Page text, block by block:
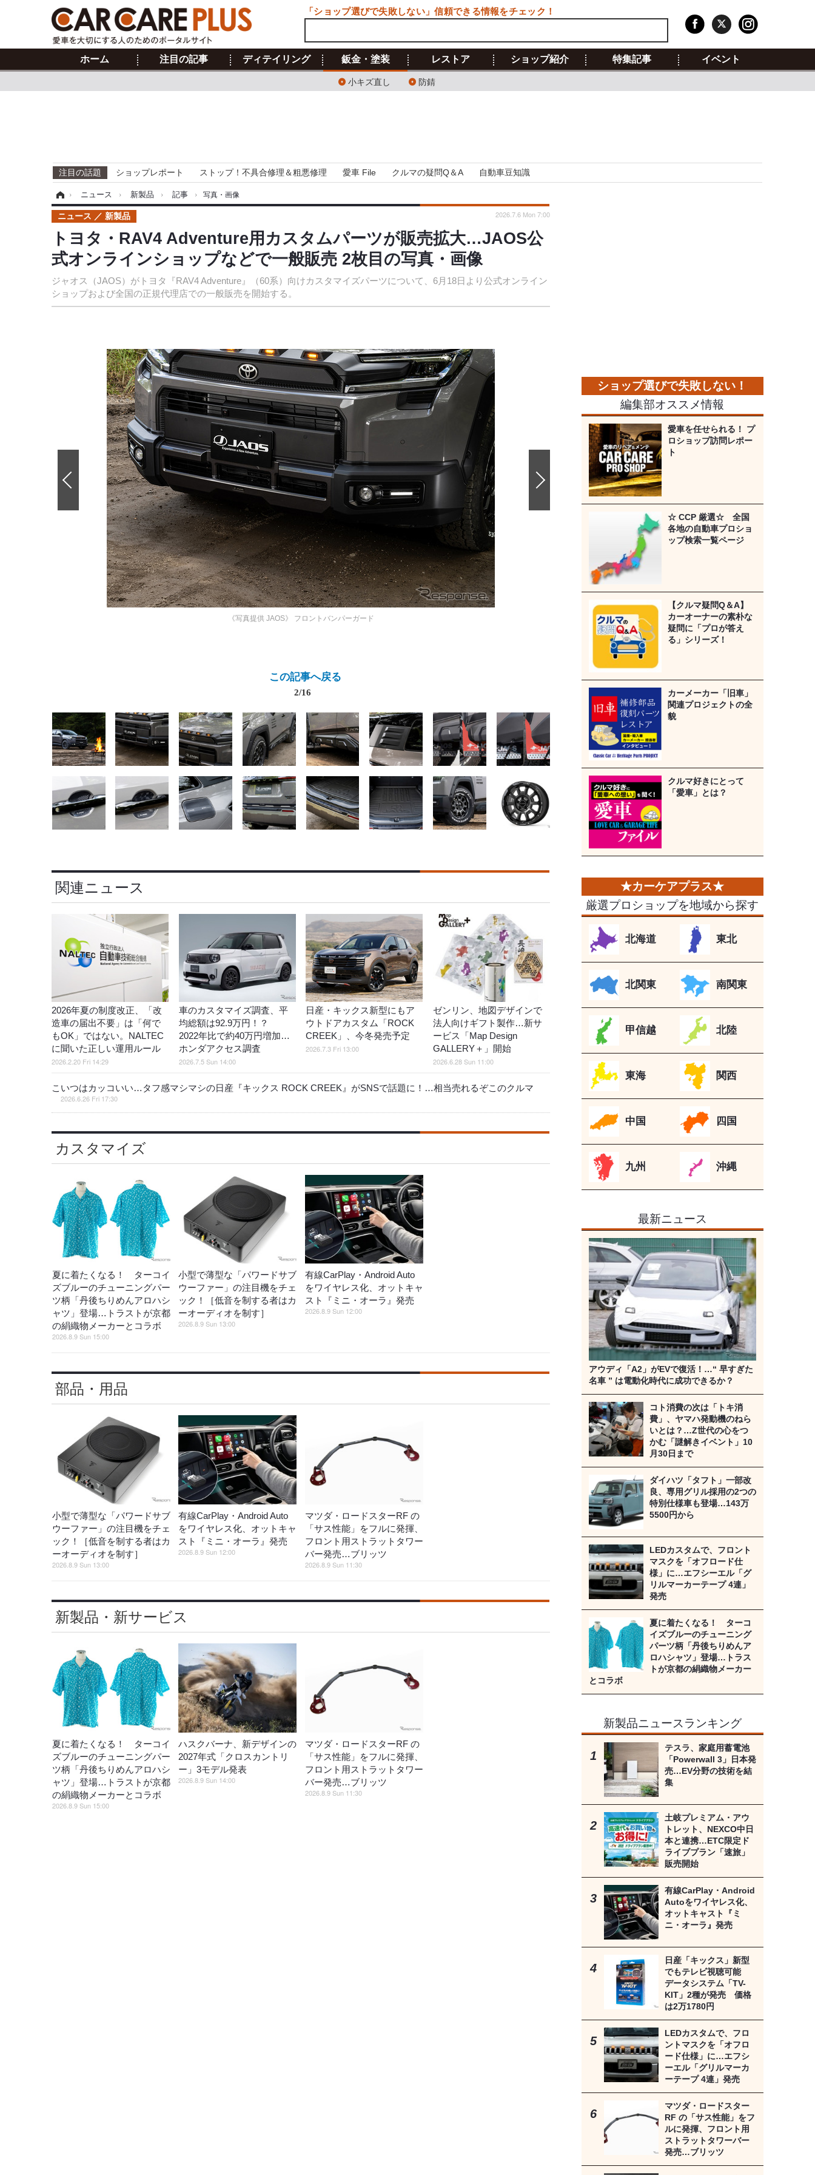
ホーム 注目の記事 ディテイリング 鈑金・塗装
小キズ直し 防錆
レストア ショップ紹介 特集記事 イベント
注目の話題 ショップレポート ストップ！不具合修理＆粗悪修理 愛車 File クルマの疑問Q＆A 自動車豆知識
› ニュース › 新製品 › 記事 › 写真・画像
トヨタ・RAV4 Adventure用カスタムパーツが販売拡大…JAOS公
式オンラインショップなどで一般販売 2枚目の写真・画像
ジャオス（JAOS）がトヨタ『RAV4 Adventure』（60系）向けカスタマイズパーツについて、6月18日より公式オンライン
ショップおよび全国の正規代理店での一般販売を開始する。
ニュース 新製品 2026.7.6 Mon 7:00
《写真提供 JAOS》 フロントバンパーガード
この記事へ戻る
2/16
関連ニュース
2026年夏の制度改正、「改
造車の届出不要」は「何で
もOK」ではない。NALTEC
に聞いた正しい運用ルール
2026.2.20 Fri 14:29
車のカスタマイズ調査、平
均総額は92.9万円！？
2022年比で約40万円増加…
ホンダアクセス調査
2026.7.5 Sun 14:00
日産・キックス新型にもア
ウトドアカスタム「ROCK
CREEK」、今冬発売予定
2026.7.3 Fri 13:00
ゼンリン、地図デザインで
法人向けギフト製作…新サ
ービス「Map Design
GALLERY＋」開始
2026.6.28 Sun 11:00
こいつはカッコいい…タフ感マシマシの日産『キックス ROCK CREEK』がSNSで話題に！…相当売れるぞこのクルマ
2026.6.26 Fri 17:30
カスタマイズ
夏に着たくなる！ ターコイ
ズブルーのチューニングパー
ツ柄「丹後ちりめんアロハシ
ャツ」登場…トラストが京都
の絹織物メーカーとコラボ
2026.8.9 Sun 15:00
小型で薄型な「パワードサブ
ウーファー」の注目機をチェ
ック！［低音を制する者はカ
ーオーディオを制す］
2026.8.9 Sun 13:00
有線CarPlay・Android Auto
をワイヤレス化、オットキャ
スト『ミニ・オーラ』発売
2026.8.9 Sun 12:00
部品・用品
小型で薄型な「パワードサブ
ウーファー」の注目機をチェ
ック！［低音を制する者はカ
ーオーディオを制す］
2026.8.9 Sun 13:00
有線CarPlay・Android Auto
をワイヤレス化、オットキャ
スト『ミニ・オーラ』発売
2026.8.9 Sun 12:00
マツダ・ロードスターRF の
「サス性能」をフルに発揮、
フロント用ストラットタワー
バー発売…ブリッツ
2026.8.9 Sun 11:30
新製品・新サービス
夏に着たくなる！ ターコイ
ズブルーのチューニングパー
ツ柄「丹後ちりめんアロハシ
ャツ」登場…トラストが京都
の絹織物メーカーとコラボ
2026.8.9 Sun 15:00
ハスクバーナ、新デザインの
2027年式「クロスカントリ
ー」3モデル発表
2026.8.9 Sun 14:00
マツダ・ロードスターRF の
「サス性能」をフルに発揮、
フロント用ストラットタワー
バー発売…ブリッツ
2026.8.9 Sun 11:30
編集部オススメ情報
愛車を任せられる！ プ
ロショップ訪問レポー
ト
☆ CCP 厳選☆ 全国
各地の自動車プロショ
ップ検索一覧ページ
【クルマ疑問Q＆A】
カーオーナーの素朴な
疑問に「プロが答え
る」シリーズ！
カーメーカー「旧車」
関連プロジェクトの全
貌
クルマ好きにとって
「愛車」とは？
厳選プロショップを地域から探す
北海道 東北
北関東 南関東
甲信越 北陸
東海 関西
中国 四国
九州 沖縄
最新ニュース
アウディ「A2」がEVで復活！…“ 早すぎた
名車 ” は電動化時代に成功できるか？
コト消費の次は「トキ消
費」、ヤマハ発動機のねら
いとは？…Z世代の心をつ
かむ「謎解きイベント」10
月30日まで
ダイハツ「タフト」一部改
良、専用グリル採用の2つの
特別仕様車も登場…143万
5500円から
LEDカスタムで、フロント
マスクを「オフロード仕
様」に…エフシーエル「グ
リルマーカーテープ 4連」
発売
夏に着たくなる！ ターコ
イズブルーのチューニング
パーツ柄「丹後ちりめんア
ロハシャツ」登場…トラス
トが京都の絹織物メーカー
とコラボ
新製品ニュースランキング
テスラ、家庭用蓄電池
「Powerwall 3」日本発
売…EV分野の技術を結
集
土岐プレミアム・アウ
トレット、NEXCO中日
本と連携…ETC限定ド
ライブプラン「速旅」
販売開始
有線CarPlay・Android
Autoをワイヤレス化、
オットキャスト『ミ
ニ・オーラ』発売
日産「キックス」新型
でもテレビ視聴可能
データシステム「TV-
KIT」2種が発売 価格
は2万1780円
LEDカスタムで、フロ
ントマスクを「オフロ
ード仕様」に…エフシ
ーエル「グリルマーカ
ーテープ 4連」発売
マツダ・ロードスター
RF の「サス性能」をフ
ルに発揮、フロント用
ストラットタワーバー
発売…ブリッツ
「ショップ選びで失敗しない」信頼できる情報をチェック！